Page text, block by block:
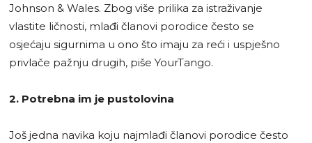
Johnson & Wales. Zbog više prilika za istraživanje
vlastite ličnosti, mlađi članovi porodice često se
osjećaju sigurnima u ono što imaju za reći i uspješno
privlače pažnju drugih, piše YourTango.
2. Potrebna im je pustolovina
Još jedna navika koju najmlađi članovi porodice često